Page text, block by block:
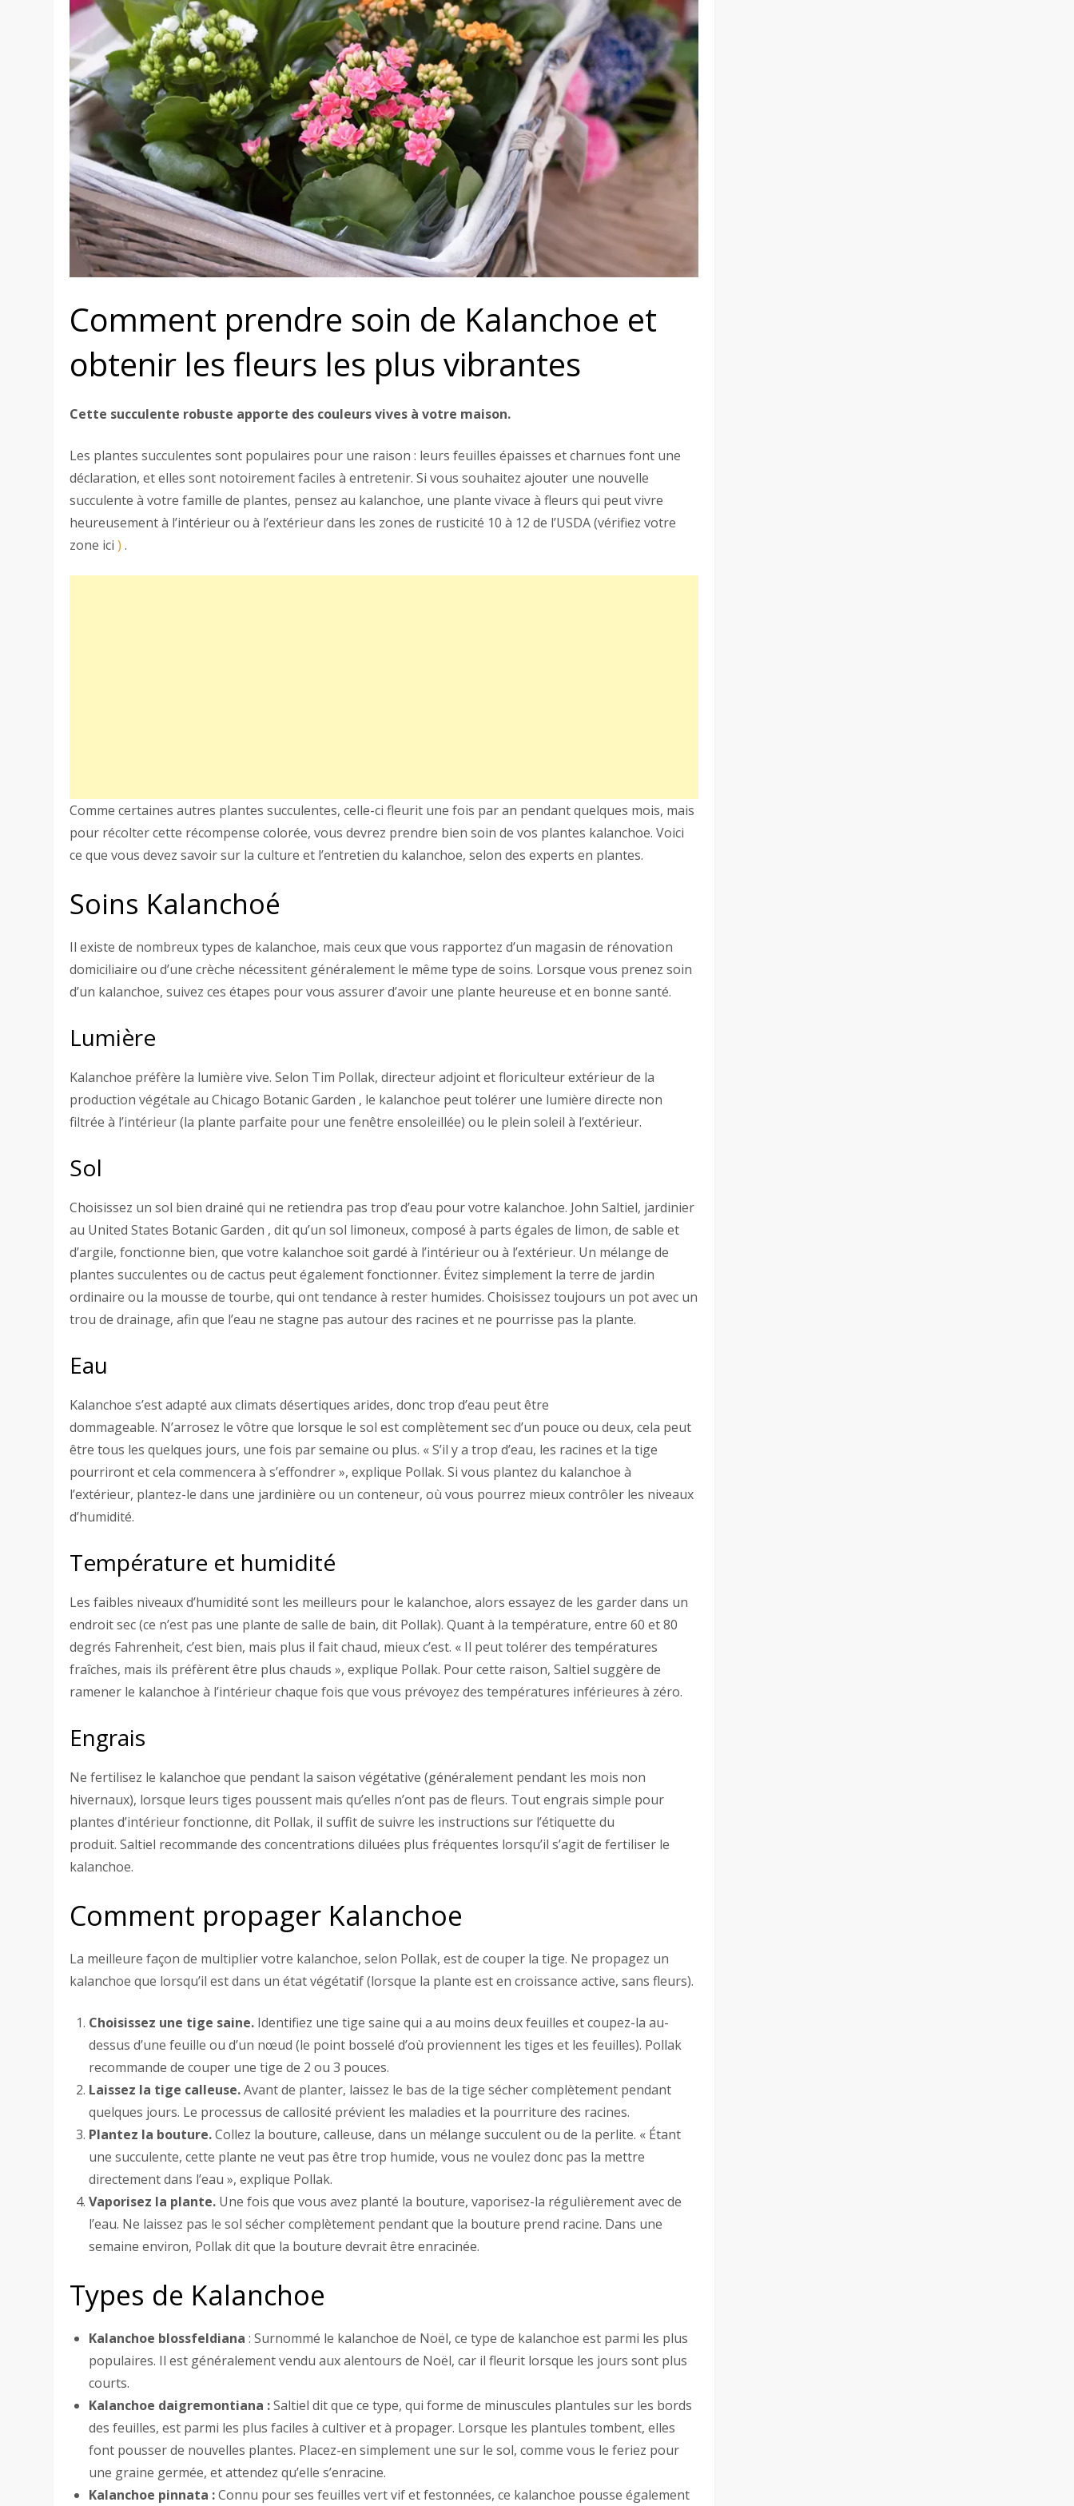
Comment prendre soin de Kalanchoe et
obtenir les fleurs les plus vibrantes
Cette succulente robuste apporte des couleurs vives à votre maison.
Les plantes succulentes sont populaires pour une raison : leurs feuilles épaisses et charnues font une
déclaration, et elles sont notoirement faciles à entretenir. Si vous souhaitez ajouter une nouvelle
succulente à votre famille de plantes, pensez au kalanchoe, une plante vivace à fleurs qui peut vivre
heureusement à l’intérieur ou à l’extérieur dans les zones de rusticité 10 à 12 de l’USDA (vérifiez votre
zone ici) .
Comme certaines autres plantes succulentes, celle-ci fleurit une fois par an pendant quelques mois, mais
pour récolter cette récompense colorée, vous devrez prendre bien soin de vos plantes kalanchoe. Voici
ce que vous devez savoir sur la culture et l’entretien du kalanchoe, selon des experts en plantes.
Soins Kalanchoé
Il existe de nombreux types de kalanchoe, mais ceux que vous rapportez d’un magasin de rénovation
domiciliaire ou d’une crèche nécessitent généralement le même type de soins. Lorsque vous prenez soin
d’un kalanchoe, suivez ces étapes pour vous assurer d’avoir une plante heureuse et en bonne santé.
Lumière
Kalanchoe préfère la lumière vive. Selon Tim Pollak, directeur adjoint et floriculteur extérieur de la
production végétale au Chicago Botanic Garden , le kalanchoe peut tolérer une lumière directe non
filtrée à l’intérieur (la plante parfaite pour une fenêtre ensoleillée) ou le plein soleil à l’extérieur.
Sol
Choisissez un sol bien drainé qui ne retiendra pas trop d’eau pour votre kalanchoe. John Saltiel, jardinier
au United States Botanic Garden , dit qu’un sol limoneux, composé à parts égales de limon, de sable et
d’argile, fonctionne bien, que votre kalanchoe soit gardé à l’intérieur ou à l’extérieur. Un mélange de
plantes succulentes ou de cactus peut également fonctionner. Évitez simplement la terre de jardin
ordinaire ou la mousse de tourbe, qui ont tendance à rester humides. Choisissez toujours un pot avec un
trou de drainage, afin que l’eau ne stagne pas autour des racines et ne pourrisse pas la plante.
Eau
Kalanchoe s’est adapté aux climats désertiques arides, donc trop d’eau peut être
dommageable. N’arrosez le vôtre que lorsque le sol est complètement sec d’un pouce ou deux, cela peut
être tous les quelques jours, une fois par semaine ou plus. « S’il y a trop d’eau, les racines et la tige
pourriront et cela commencera à s’effondrer », explique Pollak. Si vous plantez du kalanchoe à
l’extérieur, plantez-le dans une jardinière ou un conteneur, où vous pourrez mieux contrôler les niveaux
d’humidité.
Température et humidité
Les faibles niveaux d’humidité sont les meilleurs pour le kalanchoe, alors essayez de les garder dans un
endroit sec (ce n’est pas une plante de salle de bain, dit Pollak). Quant à la température, entre 60 et 80
degrés Fahrenheit, c’est bien, mais plus il fait chaud, mieux c’est. « Il peut tolérer des températures
fraîches, mais ils préfèrent être plus chauds », explique Pollak. Pour cette raison, Saltiel suggère de
ramener le kalanchoe à l’intérieur chaque fois que vous prévoyez des températures inférieures à zéro.
Engrais
Ne fertilisez le kalanchoe que pendant la saison végétative (généralement pendant les mois non
hivernaux), lorsque leurs tiges poussent mais qu’elles n’ont pas de fleurs. Tout engrais simple pour
plantes d’intérieur fonctionne, dit Pollak, il suffit de suivre les instructions sur l’étiquette du
produit. Saltiel recommande des concentrations diluées plus fréquentes lorsqu’il s’agit de fertiliser le
kalanchoe.
Comment propager Kalanchoe
La meilleure façon de multiplier votre kalanchoe, selon Pollak, est de couper la tige. Ne propagez un
kalanchoe que lorsqu’il est dans un état végétatif (lorsque la plante est en croissance active, sans fleurs).
Choisissez une tige saine. Identifiez une tige saine qui a au moins deux feuilles et coupez-la au-
dessus d’une feuille ou d’un nœud (le point bosselé d’où proviennent les tiges et les feuilles). Pollak
recommande de couper une tige de 2 ou 3 pouces.
Laissez la tige calleuse.Avant de planter, laissez le bas de la tige sécher complètement pendant
quelques jours. Le processus de callosité prévient les maladies et la pourriture des racines.
Plantez la bouture.Collez la bouture, calleuse, dans un mélange succulent ou de la perlite. « Étant
une succulente, cette plante ne veut pas être trop humide, vous ne voulez donc pas la mettre
directement dans l’eau », explique Pollak.
Vaporisez la plante. Une fois que vous avez planté la bouture, vaporisez-la régulièrement avec de
l’eau. Ne laissez pas le sol sécher complètement pendant que la bouture prend racine. Dans une
semaine environ, Pollak dit que la bouture devrait être enracinée.
Types de Kalanchoe
Kalanchoe blossfeldiana : Surnommé le kalanchoe de Noël, ce type de kalanchoe est parmi les plus
populaires. Il est généralement vendu aux alentours de Noël, car il fleurit lorsque les jours sont plus
courts.
Kalanchoe daigremontiana :Saltiel dit que ce type, qui forme de minuscules plantules sur les bords
des feuilles, est parmi les plus faciles à cultiver et à propager. Lorsque les plantules tombent, elles
font pousser de nouvelles plantes. Placez-en simplement une sur le sol, comme vous le feriez pour
une graine germée, et attendez qu’elle s’enracine.
Kalanchoe pinnata :Connu pour ses feuilles vert vif et festonnées, ce kalanchoe pousse également